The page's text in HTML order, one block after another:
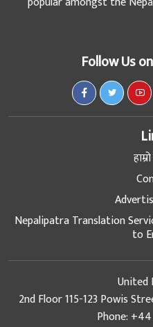
Follow Us
Nepalipatra Translation
to
United
2nd Floor 115-123 Powis
Phone: